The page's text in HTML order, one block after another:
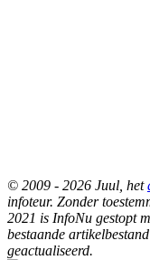
© 2009 - 2026 Juul, het
infoteur. Zonder
2021 is InfoNu gestopt
bestaande
geactualiseerd.